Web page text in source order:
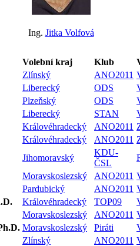
Ing. Jitka Volfová
Volební kraj Klub
Zlínský ANO2011
Liberecký ODS
Plzeňský ODS
Liberecký STAN
Královéhradecký ANO2011
Královéhradecký ANO2011
Jihomoravský
KDU-
ČSL
Moravskoslezský ANO2011
Pardubický ANO2011
Královéhradecký TOP09
Moravskoslezský ANO2011
Moravskoslezský Piráti
Zlínský ANO2011